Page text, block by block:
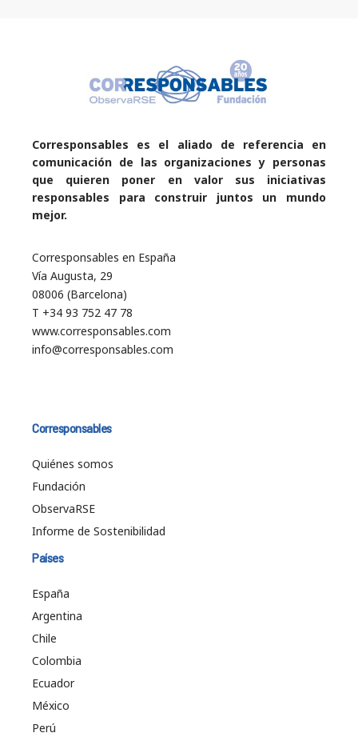
Corresponsables es el aliado de referencia en
comunicación de las organizaciones y personas
que quieren poner en valor sus iniciativas
responsables para construir juntos un mundo
mejor.
Corresponsables en España
Vía Augusta, 29
08006 (Barcelona)
T +34 93 752 47 78
www.corresponsables.com
info@corresponsables.com
Corresponsables
Quiénes somos
Fundación
ObservaRSE
Informe de Sostenibilidad
Países
España
Argentina
Chile
Colombia
Ecuador
México
Perú